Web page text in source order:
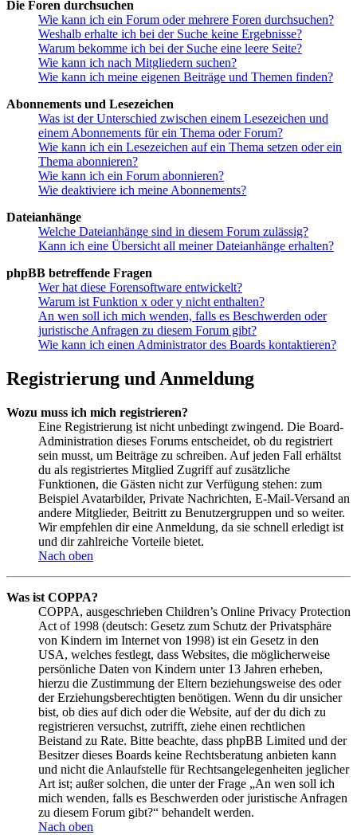
Die Foren durchsuchen
Wie kann ich ein Forum oder mehrere Foren durchsuchen?
Weshalb erhalte ich bei der Suche keine Ergebnisse?
Warum bekomme ich bei der Suche eine leere Seite?
Wie kann ich nach Mitgliedern suchen?
Wie kann ich meine eigenen Beiträge und Themen finden?
Abonnements und Lesezeichen
Was ist der Unterschied zwischen einem Lesezeichen und
einem Abonnements für ein Thema oder Forum?
Wie kann ich ein Lesezeichen auf ein Thema setzen oder ein
Thema abonnieren?
Wie kann ich ein Forum abonnieren?
Wie deaktiviere ich meine Abonnements?
Dateianhänge
Welche Dateianhänge sind in diesem Forum zulässig?
Kann ich eine Übersicht all meiner Dateianhänge erhalten?
phpBB betreffende Fragen
Wer hat diese Forensoftware entwickelt?
Warum ist Funktion x oder y nicht enthalten?
An wen soll ich mich wenden, falls es Beschwerden oder
juristische Anfragen zu diesem Forum gibt?
Wie kann ich einen Administrator des Boards kontaktieren?
Registrierung und Anmeldung
Wozu muss ich mich registrieren?
Eine Registrierung ist nicht unbedingt zwingend. Die Board-
Administration dieses Forums entscheidet, ob du registriert
sein musst, um Beiträge zu schreiben. Auf jeden Fall erhältst
du als registriertes Mitglied Zugriff auf zusätzliche
Funktionen, die Gästen nicht zur Verfügung stehen: zum
Beispiel Avatarbilder, Private Nachrichten, E-Mail-Versand an
andere Mitglieder, Beitritt zu Benutzergruppen und so weiter.
Wir empfehlen dir eine Anmeldung, da sie schnell erledigt ist
und dir zahlreiche Vorteile bietet.
Nach oben
Was ist COPPA?
COPPA, ausgeschrieben Children’s Online Privacy Protection
Act of 1998 (deutsch: Gesetz zum Schutz der Privatsphäre
von Kindern im Internet von 1998) ist ein Gesetz in den
USA, welches festlegt, dass Websites, die möglicherweise
persönliche Daten von Kindern unter 13 Jahren erheben,
hierzu die Zustimmung der Eltern beziehungsweise des oder
der Erziehungsberechtigten benötigen. Wenn du dir unsicher
bist, ob dies auf dich oder die Website, auf der du dich zu
registrieren versuchst, zutrifft, ziehe einen rechtlichen
Beistand zu Rate. Bitte beachte, dass phpBB Limited und der
Besitzer dieses Boards keine Rechtsberatung anbieten kann
und nicht die Anlaufstelle für Rechtsangelegenheiten jeglicher
Art ist; außer solchen, die unter der Frage „An wen soll ich
mich wenden, falls es Beschwerden oder juristische Anfragen
zu diesem Forum gibt?“ behandelt werden.
Nach oben